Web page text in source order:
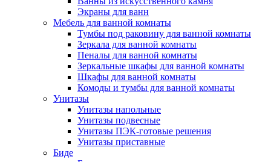
Экраны для ванн
Мебель для ванной комнаты
Тумбы под раковину для ванной комнаты
Зеркала для ванной комнаты
Пеналы для ванной комнаты
Зеркальные шкафы для ванной комнаты
Шкафы для ванной комнаты
Комоды и тумбы для ванной комнаты
Унитазы
Унитазы напольные
Унитазы подвесные
Унитазы ПЭК-готовые решения
Унитазы приставные
Биде